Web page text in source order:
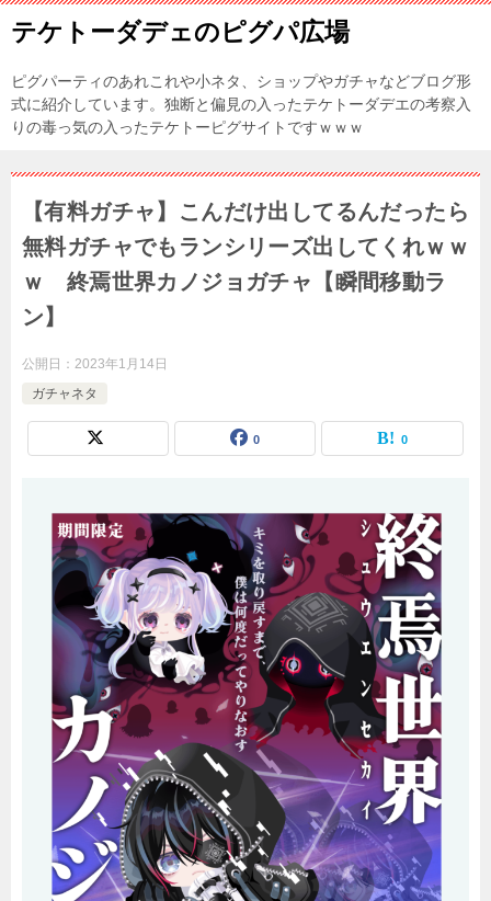
テケトーダデェのピグパ広場
ピグパーティのあれこれや小ネタ、ショップやガチャなどブログ形
式に紹介しています。独断と偏見の入ったテケトーダデエの考察入
りの毒っ気の入ったテケトーピグサイトですｗｗｗ
【有料ガチャ】こんだけ出してるんだったら
無料ガチャでもランシリーズ出してくれｗｗ
ｗ 終焉世界カノジョガチャ【瞬間移動ラ
ン】
公開日： 2023年1月14日
ガチャネタ
0 0